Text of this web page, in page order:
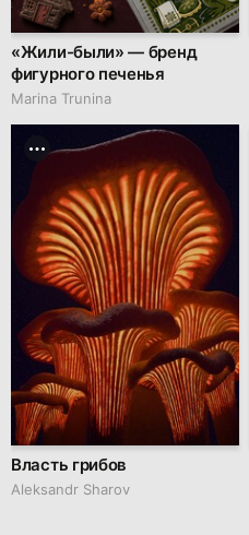
«Жили-были» — бренд
фигурного печенья
Marina Trunina
Власть грибов
Aleksandr Sharov